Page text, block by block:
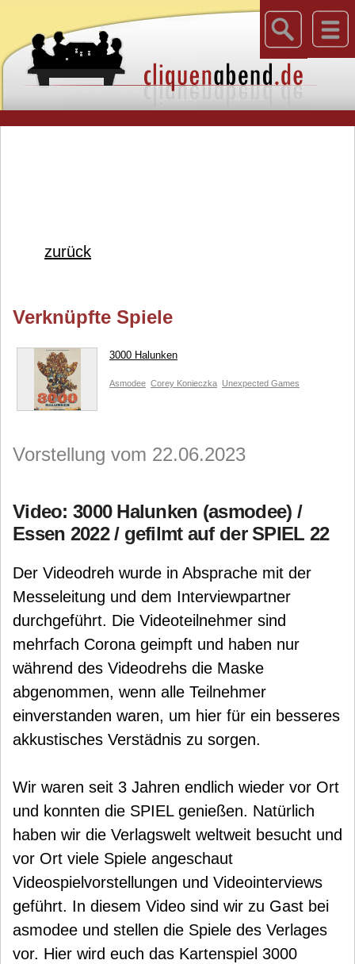
zurück
Verknüpfte Spiele
3000 Halunken
Asmodee Corey Konieczka Unexpected Games
Vorstellung vom 22.06.2023
Video: 3000 Halunken (asmodee) /
Essen 2022 / gefilmt auf der SPIEL 22
Der Videodreh wurde in Absprache mit der
Messeleitung und dem Interviewpartner
durchgeführt. Die Videoteilnehmer sind
mehrfach Corona geimpft und haben nur
während des Videodrehs die Maske
abgenommen, wenn alle Teilnehmer
einverstanden waren, um hier für ein besseres
akkustisches Verstädnis zu sorgen.
Wir waren seit 3 Jahren endlich wieder vor Ort
und konnten die SPIEL genießen. Natürlich
haben wir die Verlagswelt weltweit besucht und
vor Ort viele Spiele angeschaut
Videospielvorstellungen und Videointerviews
geführt. In diesem Video sind wir zu Gast bei
asmodee und stellen die Spiele des Verlages
vor. Hier wird euch das Kartenspiel 3000